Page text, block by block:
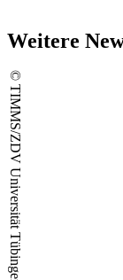
Weitere
© TIMMS/ZDV Universität Tübingen (Screenshot)